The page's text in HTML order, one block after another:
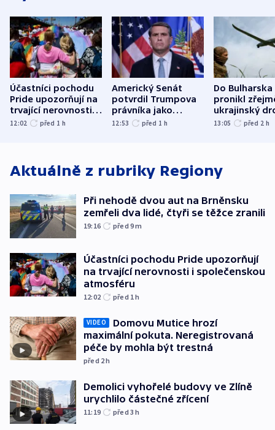
Účastníci pochodu
Pride upozorňují na
trvající nerovnosti i
společenskou
12:02 před 1 h
Americký Senát
potvrdil Trumpova
právníka jako
ministra
12:53 před 1 h
Do Bulharska
pronikl
ukrajinský
explodoval
13:05 před 2 h
Aktuálně z rubriky Regiony
Při nehodě dvou aut na Brněnsku
zemřeli dva lidé, čtyři se těžce zranili
19:16 před 9m
Účastníci pochodu Pride upozorňují
na trvající nerovnosti i společenskou
atmosféru
12:02 před 1h
VIDEO
Domovu Mutice hrozí
maximální pokuta. Neregistrovaná
péče by mohla být trestná
před 2h
Demolici vyhořelé budovy ve Zlíně
urychlilo částečné zřícení
11:19 před 3h